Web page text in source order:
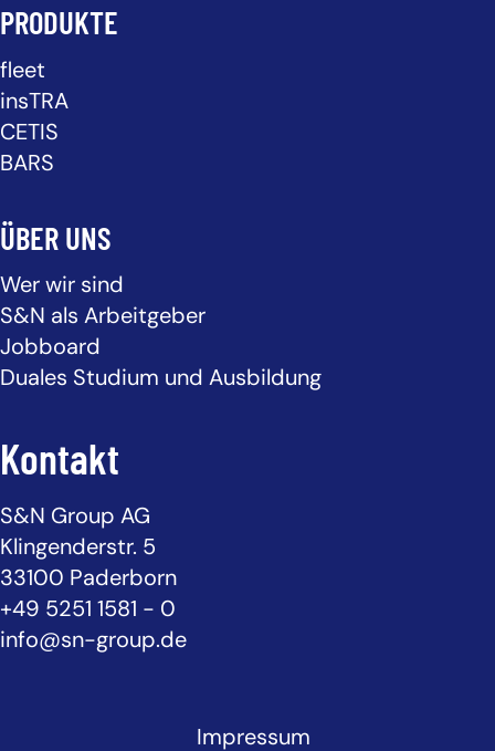
PRODUKTE
fleet
insTRA
CETIS
BARS
ÜBER UNS
Wer wir sind
S&N als Arbeitgeber
Jobboard
Duales Studium und Ausbildung
Kontakt
S&N Group AG
Klingenderstr. 5
33100 Paderborn
+49 5251 1581 - 0
info@sn-group.de
Impressum